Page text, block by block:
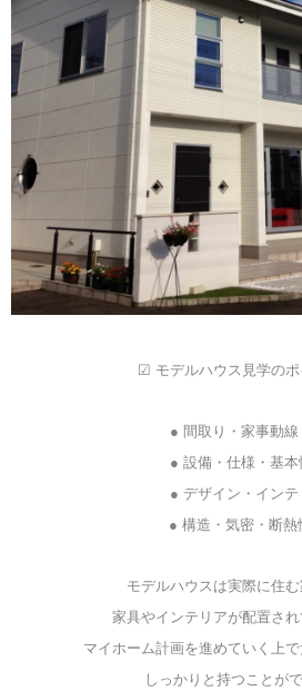
☑ モデルハウス見学の
● 間取り・家事動線
● 設備・仕様・基本
● デザイン・インテ
● 構造・気密・断熱
モデルハウスは実際に住
家具やインテリアが配置され
マイホーム計画を進めていく上
しっかりと持つことが